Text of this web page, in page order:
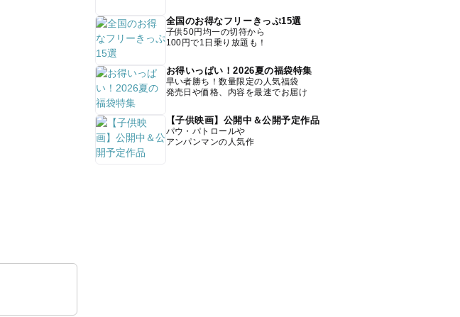
全国のお得なフリーきっぷ15選
子供50円均一の切符から
100円で1日乗り放題も！
お得いっぱい！2026夏の福袋特集
早い者勝ち！数量限定の人気福袋
発売日や価格、内容を最速でお届け
【子供映画】公開中＆公開予定作品
パウ・パトロールや
アンパンマンの人気作